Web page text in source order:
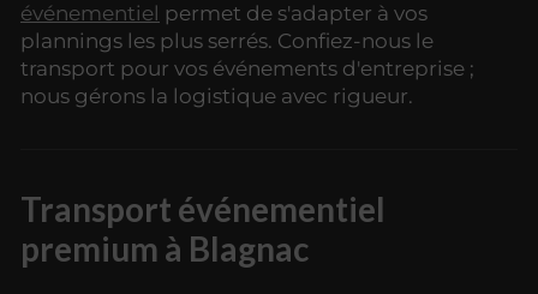
événementiel permet de s'adapter à vos
plannings les plus serrés. Confiez-nous le
transport pour vos événements d'entreprise ;
nous gérons la logistique avec rigueur.
Transport événementiel
premium à Blagnac